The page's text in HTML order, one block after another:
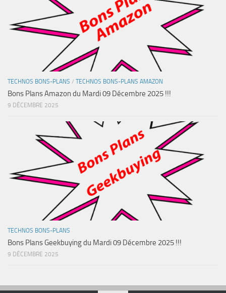
TECHNOS BONS-PLANS / TECHNOS BONS-PLANS AMAZON
Bons Plans Amazon du Mardi 09 Décembre 2025 !!!
9 DÉCEMBRE 2025
TECHNOS BONS-PLANS
Bons Plans Geekbuying du Mardi 09 Décembre 2025 !!!
9 DÉCEMBRE 2025